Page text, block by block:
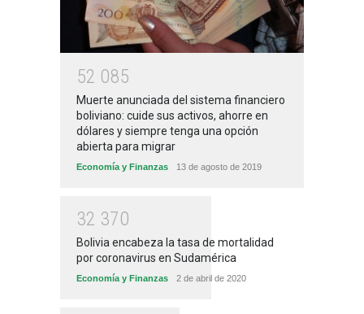
52 085
Muerte anunciada del sistema financiero
boliviano: cuide sus activos, ahorre en
dólares y siempre tenga una opción
abierta para migrar
Economía y Finanzas 13 de agosto de 2019
32 370
Bolivia encabeza la tasa de mortalidad
por coronavirus en Sudamérica
Economía y Finanzas 2 de abril de 2020